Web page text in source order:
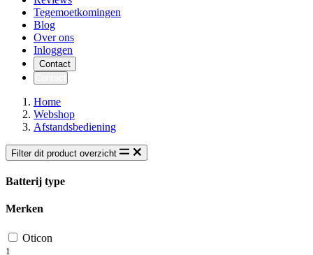
Tegemoetkomingen
Blog
Over ons
Inloggen
Contact
Home
Webshop
Afstandsbediening
Filter dit product overzicht
Batterij type
Merken
Oticon
1